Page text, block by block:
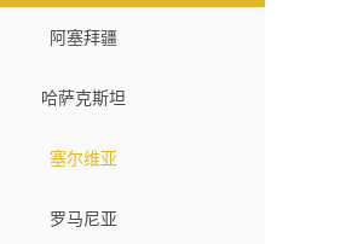
阿塞拜疆
哈萨克斯坦
塞尔维亚
罗马尼亚